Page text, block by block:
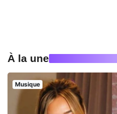
À la une
Musique